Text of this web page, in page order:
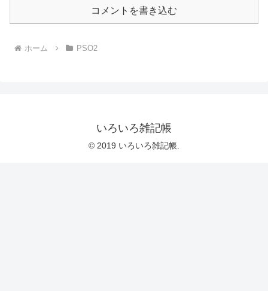
コメントを書き込む
ホーム PSO2
いろいろ雑記帳
© 2019 いろいろ雑記帳.